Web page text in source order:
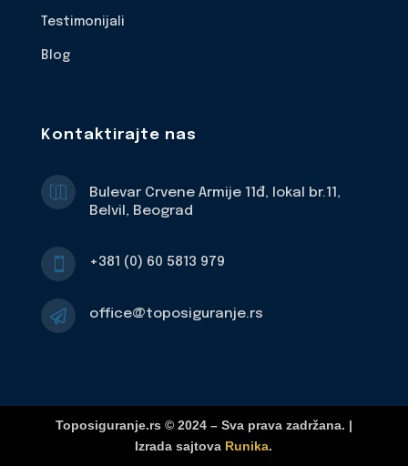
Testimonijali
Blog
Kontaktirajte nas

Bulevar Crvene Armije 11đ, lokal br.11,
Belvil, Beograd
 +381 (0) 60 5813 979
 office@toposiguranje.rs
Toposiguranje.rs © 2024 – Sva prava zadržana. |
Izrada sajtova Runika.